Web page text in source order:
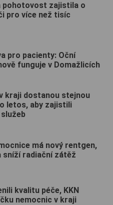
pohotovost zajistila o
pro více než tisíc
pro pacienty: Oční
funguje v Domažlicích
kraji dostanou stejnou
letos, aby zajistili
má nový rentgen,
sníží radiační zátěž
kvalitu péče, KKN
nemocnic v kraji